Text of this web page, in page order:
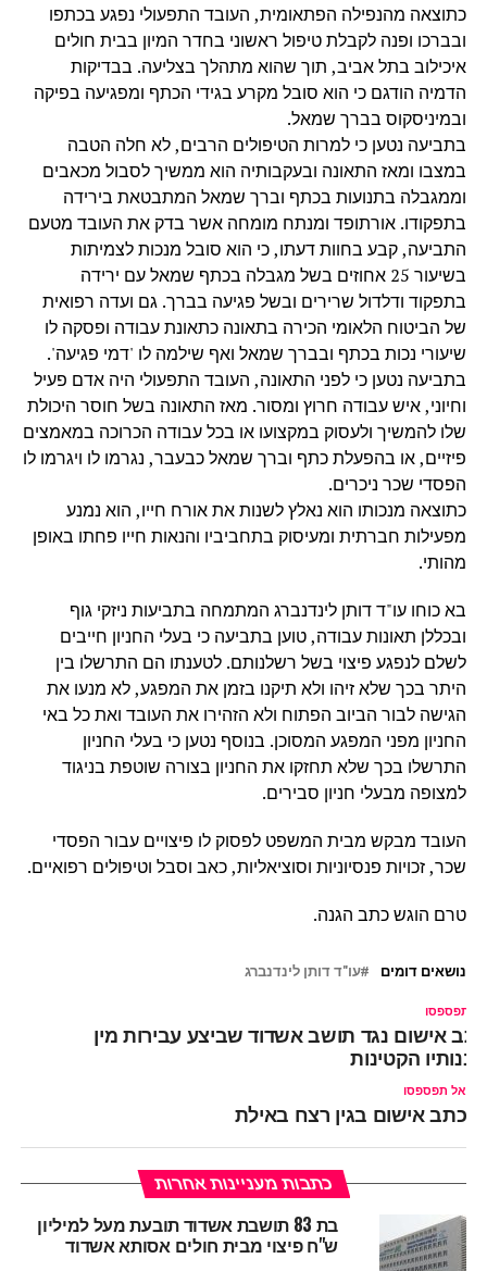
כתוצאה מהנפילה הפתאומית, העובד התפעולי נפגע בכתפו
ובברכו ופנה לקבלת טיפול ראשוני בחדר המיון בבית חולים
איכילוב בתל אביב, תוך שהוא מתהלך בצליעה. בבדיקות
הדמיה הודגם כי הוא סובל מקרע בגידי הכתף ומפגיעה בפיקה
ובמיניסקוס בברך שמאל.
בתביעה נטען כי למרות הטיפולים הרבים, לא חלה הטבה
במצבו ומאז התאונה ובעקבותיה הוא ממשיך לסבול מכאבים
וממגבלה בתנועות בכתף וברך שמאל המתבטאת בירידה
בתפקודו. אורתופד ומנתח מומחה אשר בדק את העובד מטעם
התביעה, קבע בחוות דעתו, כי הוא סובל מנכות לצמיתות
בשיעור 25 אחוזים בשל מגבלה בכתף שמאל עם ירידה
בתפקוד ודלדול שרירים ובשל פגיעה בברך. גם ועדה רפואית
של הביטוח הלאומי הכירה בתאונה כתאונת עבודה ופסקה לו
שיעורי נכות בכתף ובברך שמאל ואף שילמה לו 'דמי פגיעה'.
בתביעה נטען כי לפני התאונה, העובד התפעולי היה אדם פעיל
וחיוני, איש עבודה חרוץ ומסור. מאז התאונה בשל חוסר היכולת
שלו להמשיך ולעסוק במקצועו או בכל עבודה הכרוכה במאמצים
פיזיים, או בהפעלת כתף וברך שמאל כבעבר, נגרמו לו ויגרמו לו
הפסדי שכר ניכרים.
כתוצאה מנכותו הוא נאלץ לשנות את אורח חייו, הוא נמנע
מפעילות חברתית ומעיסוק בתחביביו והנאות חייו פחתו באופן
מהותי.
בא כוחו עו"ד דותן לינדנברג המתמחה בתביעות ניזקי גוף
ובכללן תאונות עבודה, טוען בתביעה כי בעלי החניון חייבים
לשלם לנפגע פיצוי בשל רשלנותם. לטענתו הם התרשלו בין
היתר בכך שלא זיהו ולא תיקנו בזמן את המפגע, לא מנעו את
הגישה לבור הביוב הפתוח ולא הזהירו את העובד ואת כל באי
החניון מפני המפגע המסוכן. בנוסף נטען כי בעלי החניון
התרשלו בכך שלא תחזקו את החניון בצורה שוטפת בניגוד
למצופה מבעלי חניון סבירים.
העובד מבקש מבית המשפט לפסוק לו פיצויים עבור הפסדי
שכר, זכויות פנסיוניות וסוציאליות, כאב וסבל וטיפולים רפואיים.
טרם הוגש כתב הגנה.
נושאים דומים עו"ד דותן לינדנברג
תפספסו
אישום נגד תושב אשדוד שביצע עבירות מין
הקטינות
אל תפספסו
כתב אישום בגין רצח באילת
כתבות מעניינות אחרות
בת 83 תושבת אשדוד תובעת מעל למיליון
ש"ח פיצוי מבית חולים אסותא אשדוד